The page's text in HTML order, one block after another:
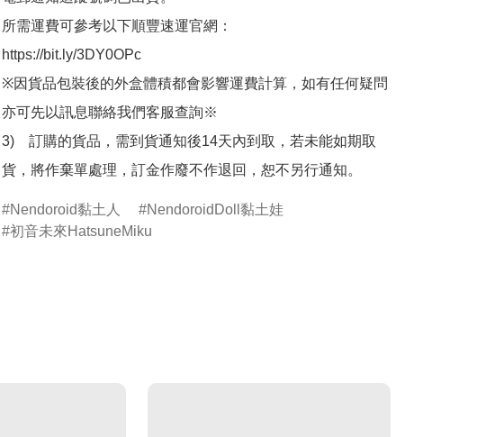
所需運費可參考以下順豐速運官網：
https://bit.ly/3DY0OPc
※因貨品包裝後的外盒體積都會影響運費計算，如有任何疑問
亦可先以訊息聯絡我們客服查詢※
3)　訂購的貨品，需到貨通知後14天內到取，若未能如期取
貨，將作棄單處理，訂金作廢不作退回，恕不另行通知。
Nendoroid黏土人
NendoroidDoll黏土娃
初音未來HatsuneMiku